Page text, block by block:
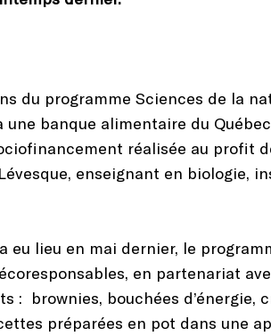
du programme Sciences de la
banque alimentaire du
réalisée au profit
enseignant en biologie,
lieu en mai dernier, le
en partenariat
: brownies, bouchées d’énergie,
préparées en pot dans une